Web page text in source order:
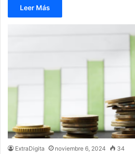
Leer Más
ExtraDigita noviembre 6, 2024 34